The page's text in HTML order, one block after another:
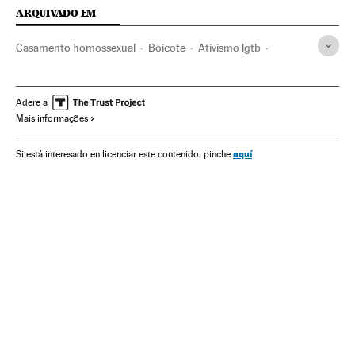
ARQUIVADO EM
Casamento homossexual Boicote Ativismo lgtb
Direitos civis Homossexualidade
Direitos humanos
América do Sul América Latina Comércio América
Adere a
Mais informações
Si está interesado en licenciar este contenido, pinche aquí